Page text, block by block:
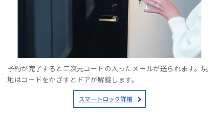
予約が完了すると二次元コードの入ったメールが送られます。現
地はコードをかざすとドアが解錠します。
スマートロック詳細